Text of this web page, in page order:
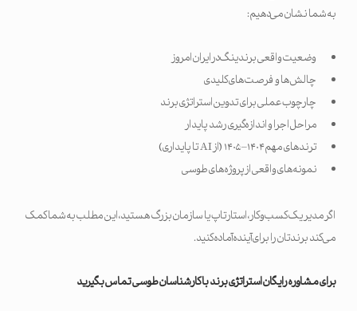
به شما نشان می‌دهیم:
وضعیت واقعی برندینگ در ایران امروز
چالش‌ها و فرصت‌های کلیدی
چارچوب عملی برای تدوین استراتژی برند
مراحل اجرا و اندازه‌گیری رشد پایدار
ترندهای مهم ۱۴۰۴–۱۴۰۵ (از AI تا پایداری)
نمونه‌های واقعی از پروژه‌های طوسی
اگر مدیر یک کسب‌وکار، استارتاپ یا سازمان بزرگ هستید، این مطلب به شما کمک
می‌کند برندتان را برای آینده آماده کنید.
برای مشاوره رایگان استراتژی برند با کارشناسان طوسی تماس بگیرید